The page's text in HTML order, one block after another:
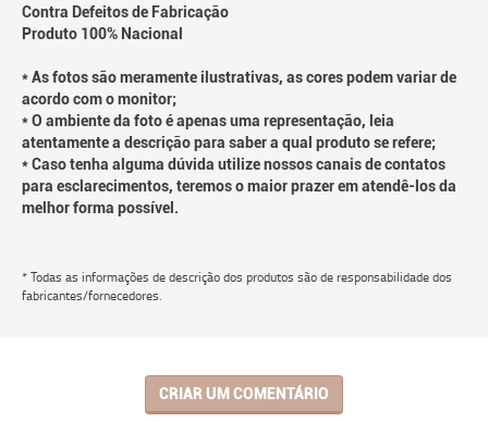
Contra Defeitos de Fabricação
Produto 100% Nacional
* As fotos são meramente ilustrativas, as cores podem variar de
acordo com o monitor;
* O ambiente da foto é apenas uma representação, leia
atentamente a descrição para saber a qual produto se refere;
* Caso tenha alguma dúvida utilize nossos canais de contatos
para esclarecimentos, teremos o maior prazer em atendê-los da
melhor forma possível.
* Todas as informações de descrição dos produtos são de responsabilidade dos
fabricantes/fornecedores.
CRIAR UM COMENTÁRIO